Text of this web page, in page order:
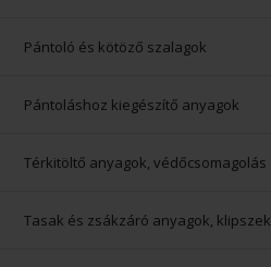
Pántoló és kötöző szalagok
Pántoláshoz kiegészítő anyagok
Térkitöltő anyagok, védőcsomagolás
Tasak és zsákzáró anyagok, klipszek